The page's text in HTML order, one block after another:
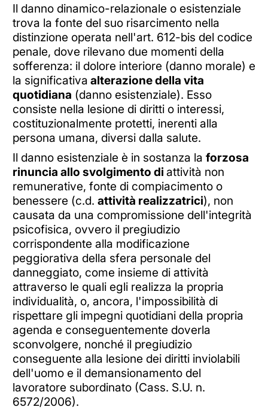
Il danno dinamico-relazionale o esistenziale
trova la fonte del suo risarcimento nella
distinzione operata nell'art. 612-bis del codice
penale, dove rilevano due momenti della
sofferenza: il dolore interiore (danno morale) e
la significativa alterazione della vita
quotidiana (danno esistenziale). Esso
consiste nella lesione di diritti o interessi,
costituzionalmente protetti, inerenti alla
persona umana, diversi dalla salute.
Il danno esistenziale è in sostanza la forzosa
rinuncia allo svolgimento di attività non
remunerative, fonte di compiacimento o
benessere (c.d. attività realizzatrici), non
causata da una compromissione dell'integrità
psicofisica, ovvero il pregiudizio
corrispondente alla modificazione
peggiorativa della sfera personale del
danneggiato, come insieme di attività
attraverso le quali egli realizza la propria
individualità, o, ancora, l'impossibilità di
rispettare gli impegni quotidiani della propria
agenda e conseguentemente doverla
sconvolgere, nonché il pregiudizio
conseguente alla lesione dei diritti inviolabili
dell'uomo e il demansionamento del
lavoratore subordinato (Cass. S.U. n.
6572/2006).